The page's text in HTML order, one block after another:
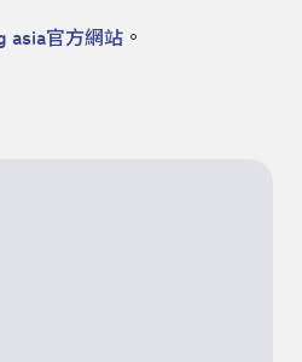
asia官方網站 。